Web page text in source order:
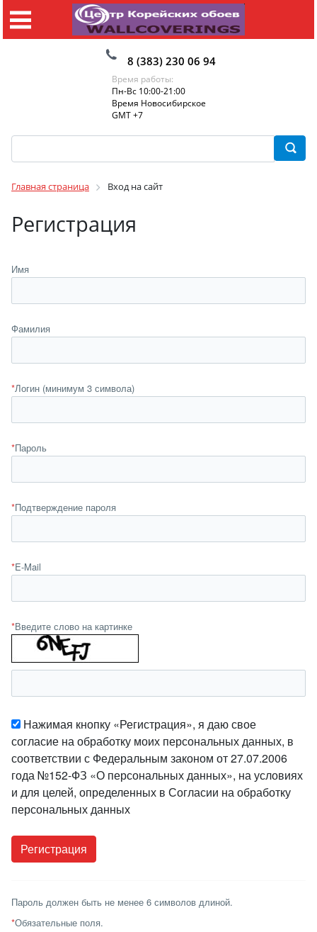
8 (383) 230 06 94
Время работы:
Пн-Вс 10:00-21:00
Время Новосибирское
GMT +7
Главная страница Вход на сайт
Регистрация
Имя
Фамилия
*Логин (минимум 3 символа)
*Пароль
*Подтверждение пароля
*E-Mail
*Введите слово на картинке
Нажимая кнопку «Регистрация», я даю свое
согласие на обработку моих персональных данных, в
соответствии с Федеральным законом от 27.07.2006
года №152-ФЗ «О персональных данных», на условиях
и для целей, определенных в Согласии на обработку
персональных данных
Пароль должен быть не менее 6 символов длиной.
*Обязательные поля.